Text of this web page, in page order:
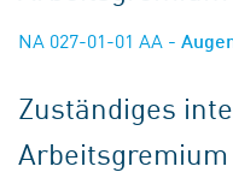
NA 027-01-01 AA -
Zuständiges
Arbeitsgremium